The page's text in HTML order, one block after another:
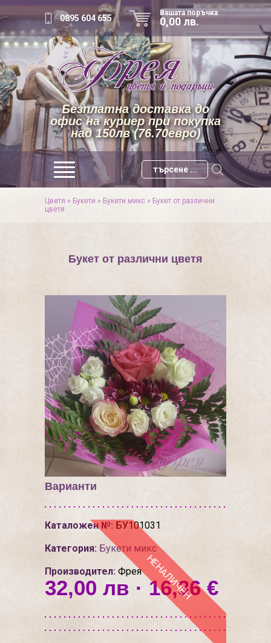
0895 604 655
Вашата поръчка
0,00 лв.
Безплатна доставка до
офис на куриер при покупка
над 150лв (76.70евро)
Цветя » Букети » Букети микс » Букет от различни
цветя
Букет от различни цветя
Варианти
Каталожен №: БУ101031
Категория: Букети микс
Производител: Фрея
32,00 лв · 16,36 €
НЕНАЛИЧЕН